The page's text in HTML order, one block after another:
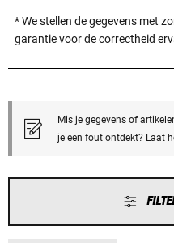
* We stellen de gegevens met
garantie voor de correctheid
Mis je gegevens of
je een fout ontdekt? Laat